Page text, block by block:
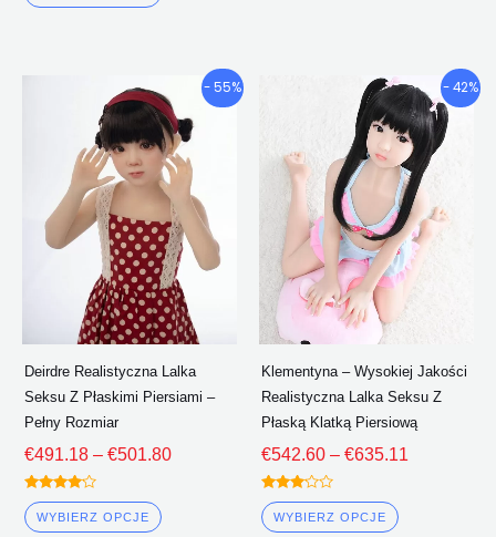
z 5
- 55%
Deirdre Realistyczna Lalka
Seksu Z Płaskimi Piersiami –
Pełny Rozmiar
€491.18 – €501.80
Przedział
cenowy:
€491.18
Poprzez
€501.80
Oceniono
4.00
z 5
WYBIERZ OPCJE
Ten
produkt
ma
wiele
wariantów.
Opcje
można
wybrać
na
produktu
- 42%
Klementyna – Wysokiej Jakości
Realistyczna Lalka Seksu Z
Płaską Klatką Piersiową
€542.60 – €635.11
Przedział
cenowy:
€542.60
Poprzez
€635.11
Oceniono
3.00
z 5
WYBIERZ OPCJE
Ten
produkt
ma
wiele
wariantów.
Opcje
można
produktu